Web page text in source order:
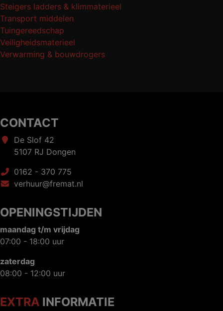
Steigers ladders & klimmaterieel
Transport middelen
Tuingereedschap
Veiligheidsmaterieel
Verwarming & bouwdrogers
CONTACT
De Slof 42
5107 RJ Dongen
0162 - 370 775
verhuur@fremat.nl
OPENINGSTIJDEN
maandag t/m vrijdag
07:00 - 18:00 uur
zaterdag
08:00 - 12:00 uur
EXTRA INFORMATIE